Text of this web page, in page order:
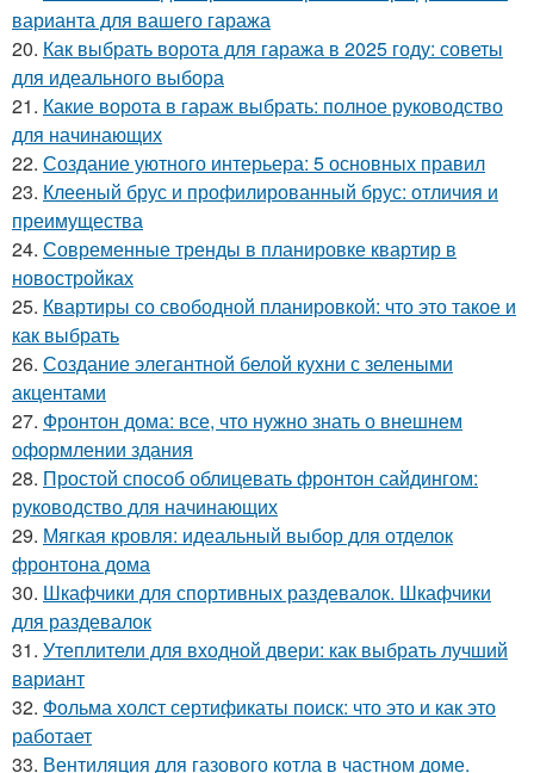
варианта для вашего гаража
20. Как выбрать ворота для гаража в 2025 году: советы
для идеального выбора
21. Какие ворота в гараж выбрать: полное руководство
для начинающих
22. Создание уютного интерьера: 5 основных правил
23. Клееный брус и профилированный брус: отличия и
преимущества
24. Современные тренды в планировке квартир в
новостройках
25. Квартиры со свободной планировкой: что это такое и
как выбрать
26. Создание элегантной белой кухни с зелеными
акцентами
27. Фронтон дома: все, что нужно знать о внешнем
оформлении здания
28. Простой способ облицевать фронтон сайдингом:
руководство для начинающих
29. Мягкая кровля: идеальный выбор для отделок
фронтона дома
30. Шкафчики для спортивных раздевалок. Шкафчики
для раздевалок
31. Утеплители для входной двери: как выбрать лучший
вариант
32. Фольма холст сертификаты поиск: что это и как это
работает
33. Вентиляция для газового котла в частном доме.